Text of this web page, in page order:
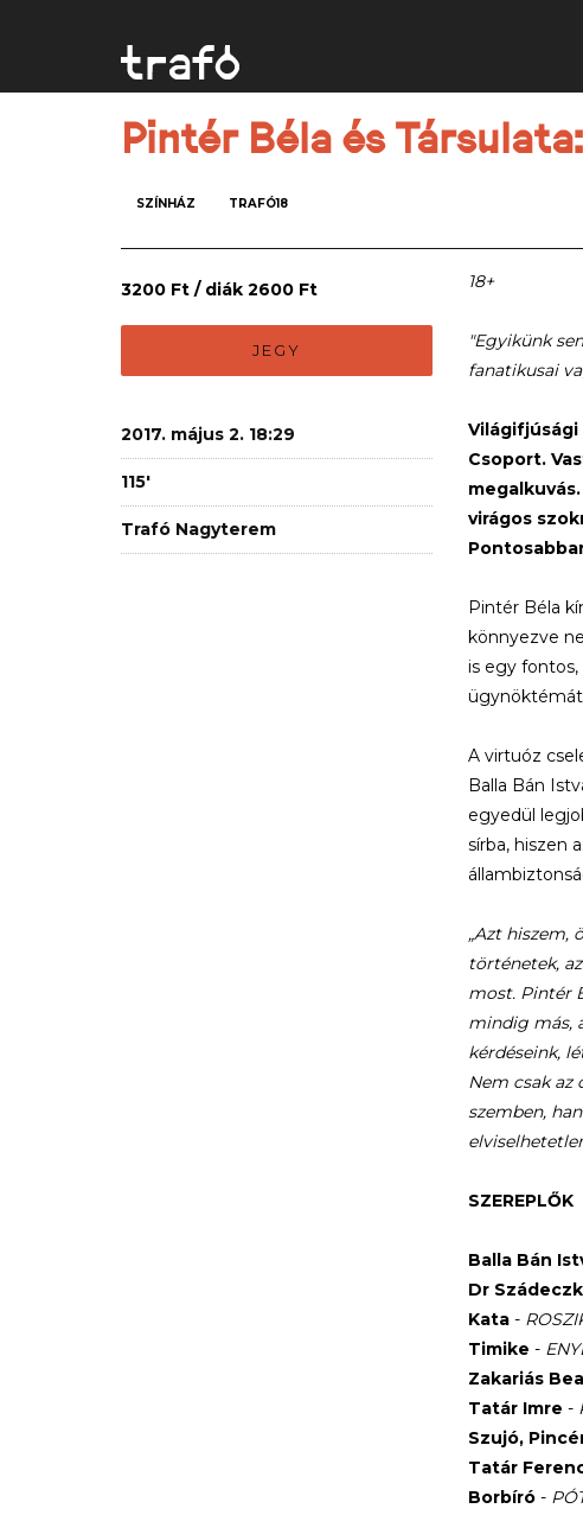
Pintér Béla és
SZÍNHÁZ TRAFÓ18
3200 Ft / diák 2600 Ft
JEGY
2017. május 2. 18:29
115'
Trafó Nagyterem
18+
"Egyikünk
fanatikusai
Világifjúsági
Csoport.
virágos
Pintér Béla
könnyezve
is egy
A virtuóz
Balla Bán
egyedül
sírba, hiszen
„Azt hiszem,
történetek,
most. Pintér
mindig más,
kérdéseink,
Nem csak
szemben,
SZEREPLŐK
Balla Bán
Dr
Kata-
Timike -
Zakariás Bea
Tatár Imre -
Szujó,
Tatár
Borbíró -